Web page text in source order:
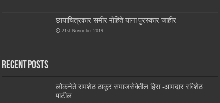
छायाचित्रकार समीर मोहिते यांना पुरस्कार जाहीर
21st November 2019
Recent Posts
लोकनेते रामशेठ ठाकूर समाजसेवेतील हिरा -आमदार रविशेठ
पाटील